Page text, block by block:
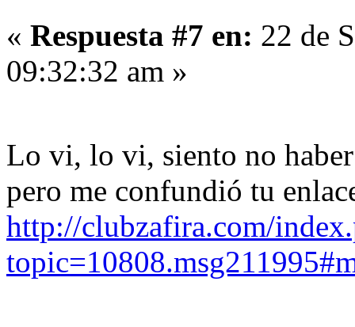
« Respuesta #7 en: 22 de
09:32:32 am »
Lo vi, lo vi, siento no
pero me confundió tu
http://clubzafira.com/